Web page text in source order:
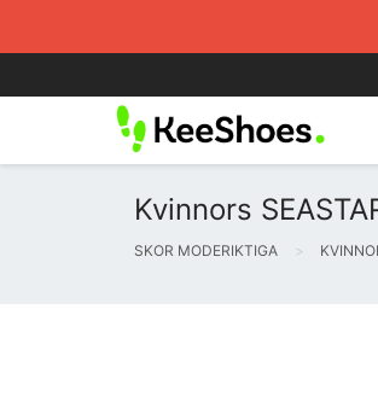
Kvinnors
SKOR MODERIKTIGA